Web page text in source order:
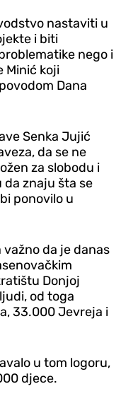
nastaviti u
i biti
nego i
Minić koji
Dana
Senka Jujić
da se ne
za slobodu i
znaju šta se
ponovilo u
da je danas
Donjoj
od toga
33.000 Jevreja i
u tom logoru,
d‌jece.